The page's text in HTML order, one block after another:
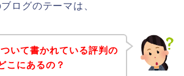
ログのテーマは、
いて書かれている評判の
こにあるの？